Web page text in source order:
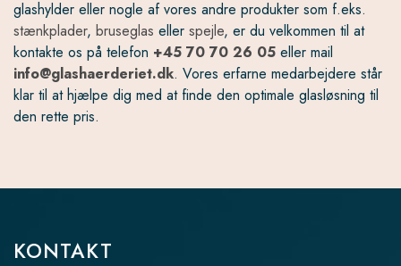
glashylder eller nogle af vores andre produkter som f.eks.
stænkplader, bruseglas eller spejle, er du velkommen til at
kontakte os på telefon +45 70 70 26 05 eller mail
info@glashaerderiet.dk. Vores erfarne medarbejdere står
klar til at hjælpe dig med at finde den optimale glasløsning til
den rette pris.
KONTAKT